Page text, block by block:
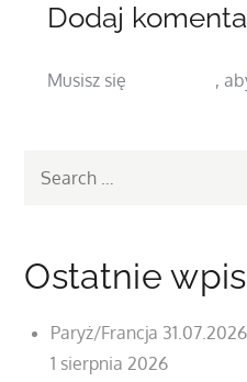
Dodaj
Musisz się ,
Ostatnie
Paryż/Francja
1 sierpnia 2026